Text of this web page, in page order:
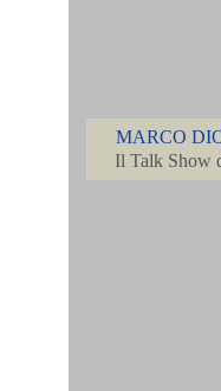
MARCO
Il Talk Show